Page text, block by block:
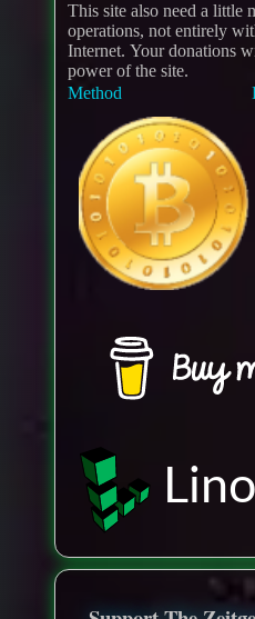
This site also need a little
operations, not entirely
Internet. Your donations
power of the site.
Method